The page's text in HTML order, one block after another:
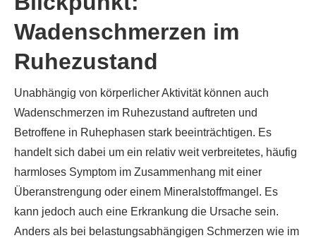
Wadenschmerzen im
Ruhezustand
Unabhängig von körperlicher Aktivität können auch
Wadenschmerzen im Ruhezustand auftreten und
Betroffene in Ruhephasen stark beeinträchtigen. Es
handelt sich dabei um ein relativ weit verbreitetes, häufig
harmloses Symptom im Zusammenhang mit einer
Überanstrengung oder einem Mineralstoffmangel. Es
kann jedoch auch eine Erkrankung die Ursache sein.
Anders als bei belastungsabhängigen Schmerzen wie im